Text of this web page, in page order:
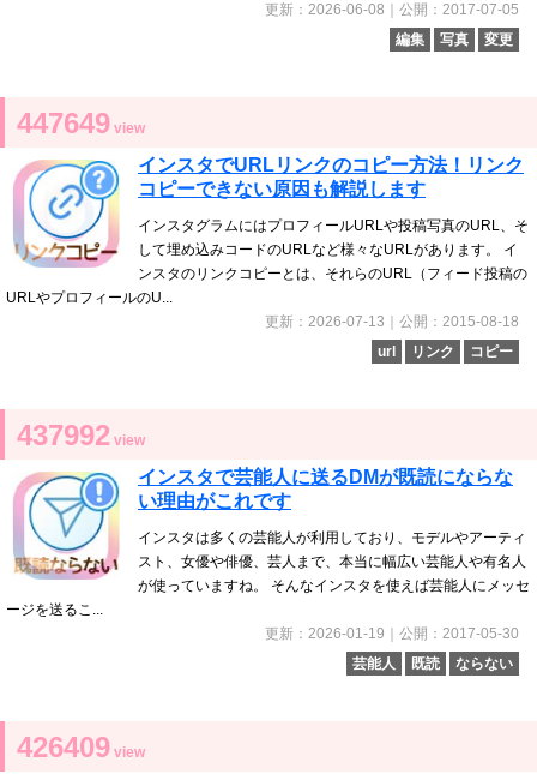
更新：2026-06-08｜公開：2017-07-05
編集
写真 変更
447649 view
インスタでURLリンクのコピー方法！リンク
コピーできない原因も解説します
インスタグラムにはプロフィールURLや投稿写真のURL、そ
して埋め込みコードのURLなど様々なURLがあります。 イ
ンスタのリンクコピーとは、それらのURL（フィード投稿の
URLやプロフィールのU...
更新：2026-07-13｜公開：2015-08-18
url
リンク コピー
437992 view
インスタで芸能人に送るDMが既読にならな
い理由がこれです
インスタは多くの芸能人が利用しており、モデルやアーティ
スト、女優や俳優、芸人まで、本当に幅広い芸能人や有名人
が使っていますね。 そんなインスタを使えば芸能人にメッセ
ージを送るこ...
更新：2026-01-19｜公開：2017-05-30
芸能人
既読 ならない
426409 view